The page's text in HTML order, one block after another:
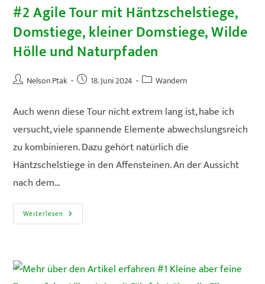
#2 Agile Tour mit Häntzschelstiege,
Domstiege, kleiner Domstiege, Wilde
Hölle und Naturpfaden
Beitrags-
Nelson Ptak
Beitrag18. Juni 2024
Beitrags-
Wandern
Auch wenn diese Tour nicht extrem lang ist, habe ich
versucht, viele spannende Elemente abwechslungsreich
zu kombinieren. Dazu gehört natürlich die
Häntzschelstiege in den Affensteinen. An der Aussicht
nach dem…
Weiterlesen #2
Agile
Kleiner
Domstiege,